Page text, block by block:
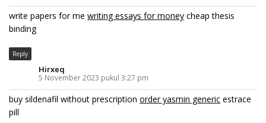
write papers for me writing essays for money cheap thesis
binding
Reply
Hirxeq
5 November 2023 pukul 3:27 pm
buy sildenafil without prescription order yasmin generic estrace
pill